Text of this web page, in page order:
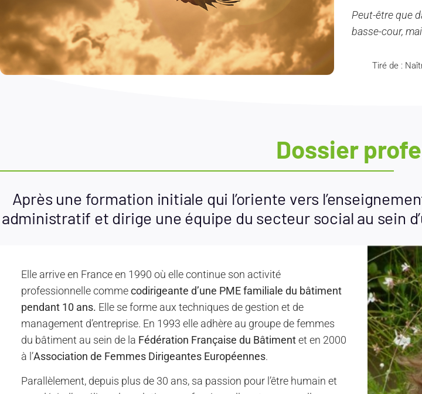
Peut-être que
basse-cour,
Tiré de :
Dossier
Après une formation initiale qui l’oriente vers
administratif et dirige une équipe du secteur social au sein
Elle arrive en France en 1990 où elle continue son activité
professionnelle commecodirigeante d’une PME familiale du bâtiment
pendant 10 ans. Elle se forme aux techniques de gestion et de
management d’entreprise. En 1993 elle adhère au groupe de femmes
du bâtiment au sein de la Fédération Française du Bâtimentet en 2000
à l’Association de Femmes Dirigeantes Européennes.
Parallèlement, depuis plus de 30 ans, sa passion pour l’être humain et